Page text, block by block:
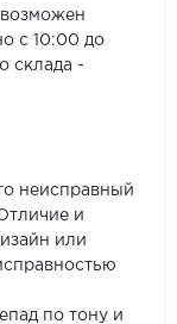
с 10:00 до
склада -
неисправный
и
или
по тону и